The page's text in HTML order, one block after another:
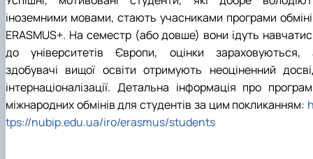
іноземними мовами, стають учасниками програми
ERASMUS+. На семестр (або довше) вони ідуть
до університетів Європи, оцінки зараховуються,
здобувачі вищої освіти отримують неоціненний
інтернаціоналізації. Детальна інформація про
міжнародних обмінів для студентів за цим покликанням:
tps://nubip.edu.ua/iro/erasmus/students